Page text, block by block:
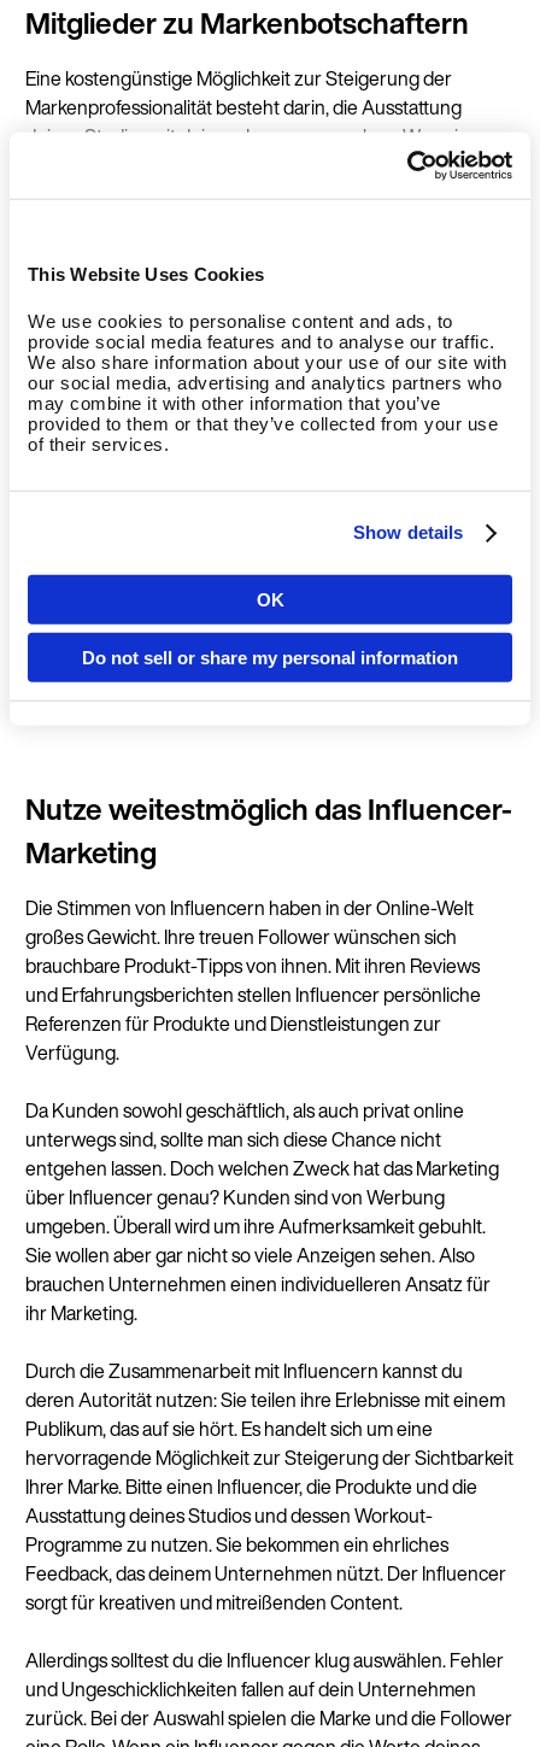
This Website Uses Cookies
We use cookies to personalise content and ads, to
provide social media features and to analyse our traffic.
We also share information about your use of our site with
our social media, advertising and analytics partners who
may combine it with other information that you’ve
provided to them or that they’ve collected from your use
of their services.
Show details
OK
Do not sell or share my personal information
Mitglieder zu Markenbotschaftern
Eine kostengünstige Möglichkeit zur Steigerung der
Markenprofessionalität besteht darin, die Ausstattung
deines Studios mit deinem Logo zu versehen. Wann immer
Sie ein Workout-Video oder Bilder auf sozialen Netzwerken
teilen, kommen deine Ausstattung und die Produkte mit
Du kannst dazu Partnerschaften mit den Herstellern der
Geräte eingehen. Dein Logo wird dann direkt angebracht
und sorgt für einheitliche und umfassende Sichtbarkeit –
ein wertvoller Marketing-Aspekt. Diese Einheitlichkeit
gewährleistet, dass deine Kunden das Logo überall
wiedererkennen.
du die Marke zu geringen Kosten vermarkten. Wenn die
Kunden Fotos mit deiner Ausstattung und deinen
Produkten machen, bewerben sie deine Marke in ihren
Netzwerken. T-Shirts, Workout-Bänder, Gewichte und
Wasserflaschen können einen bedeutenden Beitrag zur
Steigerung der Sichtbarkeit deiner Marke während der
Nutze weitestmöglich das Influencer-
Marketing
Die Stimmen von Influencern haben in der Online-Welt
großes Gewicht. Ihre treuen Follower wünschen sich
brauchbare Produkt-Tipps von ihnen. Mit ihren Reviews
und Erfahrungsberichten stellen Influencer persönliche
Referenzen für Produkte und Dienstleistungen zur
Verfügung.
Da Kunden sowohl geschäftlich, als auch privat online
unterwegs sind, sollte man sich diese Chance nicht
entgehen lassen. Doch welchen Zweck hat das Marketing
über Influencer genau? Kunden sind von Werbung
umgeben. Überall wird um ihre Aufmerksamkeit gebuhlt.
Sie wollen aber gar nicht so viele Anzeigen sehen. Also
brauchen Unternehmen einen individuelleren Ansatz für
ihr Marketing.
Durch die Zusammenarbeit mit Influencern kannst du
deren Autorität nutzen: Sie teilen ihre Erlebnisse mit einem
Publikum, das auf sie hört. Es handelt sich um eine
hervorragende Möglichkeit zur Steigerung der Sichtbarkeit
Ihrer Marke. Bitte einen Influencer, die Produkte und die
Ausstattung deines Studios und dessen Workout-
Programme zu nutzen. Sie bekommen ein ehrliches
Feedback, das deinem Unternehmen nützt. Der Influencer
sorgt für kreativen und mitreißenden Content.
Allerdings solltest du die Influencer klug auswählen. Fehler
und Ungeschicklichkeiten fallen auf dein Unternehmen
zurück. Bei der Auswahl spielen die Marke und die Follower